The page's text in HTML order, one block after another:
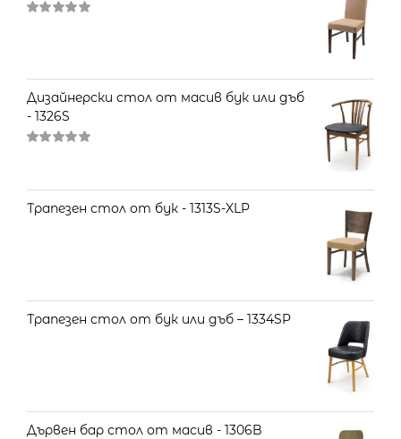
Дизайнерски стол от масив бук или дъб
- 1326S
Трапезен стол от бук - 1313S-XLP
Трапезен стол от бук или дъб – 1334SP
Дървен бар стол от масив - 1306B